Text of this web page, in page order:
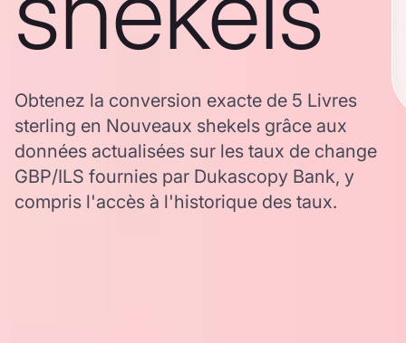
Obtenez la conversion exacte de 5 Livres
sterling en Nouveaux shekels grâce aux
données actualisées sur les taux de change
GBP/ILS fournies par Dukascopy Bank, y
compris l'accès à l'historique des taux.